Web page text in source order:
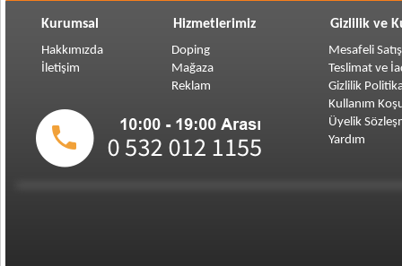
Kurumsal Hizmetlerimiz Gizlilik ve
Hakkımızda
İletişim
Doping
Mağaza
Reklam
Mesafeli
Teslimat ve
Gizlilik
Kullanım
Üyelik
Yardım